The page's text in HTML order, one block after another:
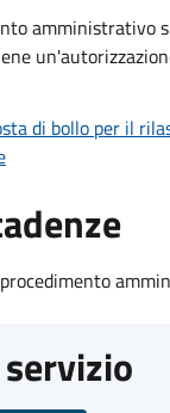
amministrativo
di bollo per il